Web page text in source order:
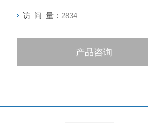
访 问 量： 2834
产品咨询